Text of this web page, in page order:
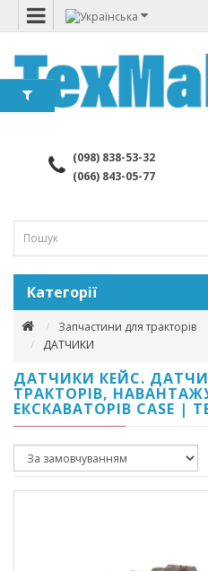
(098) 838-53-32
(066) 843-05-77
Категорії
Запчастини для тракторів
ДАТЧИКИ
ДАТЧИКИ КЕЙС.
ТРАКТОРІВ,
ЕКСКАВАТОРІВ CASE |